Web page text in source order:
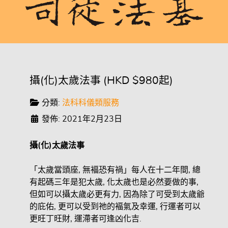
攝(化)太歲法事 (HKD $980起)
分類: 法科科儀類服務
發佈: 2021年2月23日
攝(化)太歲法事
「太歲當頭座, 無褔恐有禍」每人在十二年間, 總
有起碼三年是犯太歲, 化太歲也是必然要做的事,
但如可以攝太歲必更有力, 因為除了可受到太歲爺
的庇佑, 更可以受到祂的褔氣及幸運, 行運者可以
更旺丁旺財, 運滯者可逢凶化吉.